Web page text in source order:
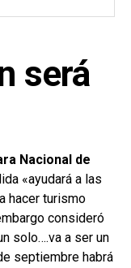
será
Nacional de
«ayudará a las
hacer turismo
consideró
solo….va a ser un
septiembre habrá